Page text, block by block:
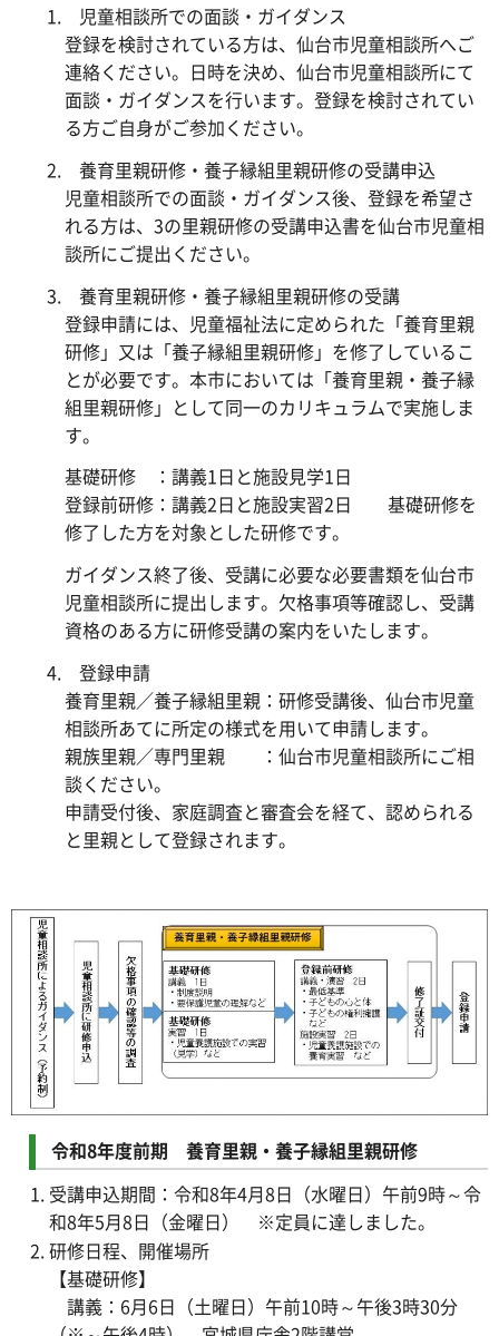
1. 児童相談所での面談・ガイダンス
登録を検討されている方は、仙台市児童相談所へご
連絡ください。日時を決め、仙台市児童相談所にて
面談・ガイダンスを行います。登録を検討されてい
る方ご自身がご参加ください。
2. 養育里親研修・養子縁組里親研修の受講申込
児童相談所での面談・ガイダンス後、登録を希望さ
れる方は、3の里親研修の受講申込書を仙台市児童相
談所にご提出ください。
3. 養育里親研修・養子縁組里親研修の受講
登録申請には、児童福祉法に定められた「養育里親
研修」又は「養子縁組里親研修」を修了しているこ
とが必要です。本市においては「養育里親・養子縁
組里親研修」として同一のカリキュラムで実施しま
す。
基礎研修 ：講義1日と施設見学1日
登録前研修：講義2日と施設実習2日 基礎研修を
修了した方を対象とした研修です。
ガイダンス終了後、受講に必要な必要書類を仙台市
児童相談所に提出します。欠格事項等確認し、受講
資格のある方に研修受講の案内をいたします。
4. 登録申請
養育里親／養子縁組里親：研修受講後、仙台市児童
相談所あてに所定の様式を用いて申請します。
親族里親／専門里親 ：仙台市児童相談所にご相
談ください。
申請受付後、家庭調査と審査会を経て、認められる
と里親として登録されます。
令和8年度前期 養育里親・養子縁組里親研修
受講申込期間：令和8年4月8日（水曜日）午前9時～令
和8年5月8日（金曜日） ※定員に達しました。
研修日程、開催場所
【基礎研修】
講義：6月6日（土曜日）午前10時～午後3時30分